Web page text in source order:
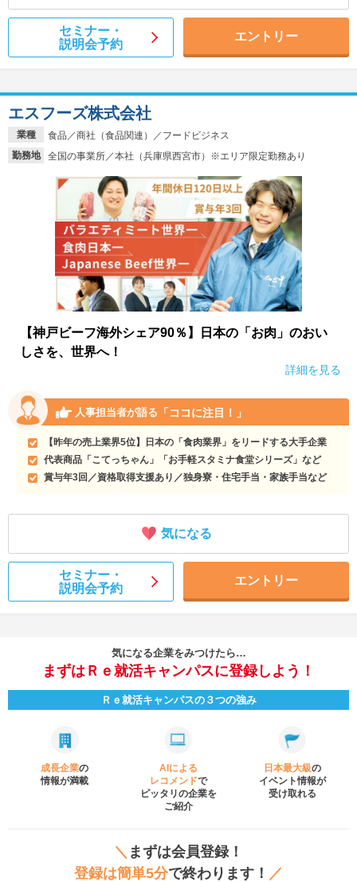
セミナー・
説明会予約
エントリー
業種
食品／商社（食品関連）／フードビジネス
勤務地
全国の事業所／本社（兵庫県西宮市）※エリア限定勤務あり
エスフーズ株式会社
【神戸ビーフ海外シェア90％】日本の「お肉」のおい
しさを、世界へ！
詳細を見る
人事担当者が語る 「ココに注目！」
【昨年の売上業界5位】日本の「食肉業界」をリードする大手企業
代表商品「こてっちゃん」「お手軽スタミナ食堂シリーズ」など
賞与年3回／資格取得支援あり／独身寮・住宅手当・家族手当など
気になる
セミナー・
説明会予約
エントリー
気になる企業をみつけたら…
まずはＲｅ就活キャンパスに登録しよう！
Ｒｅ就活キャンパスの３つの強み
成長企業の
情報が満載
AIによる
レコメンドで
ピッタリの企業を
ご紹介
日本最大級の
イベント情報が
受け取れる
＼ まずは会員登録！
登録は簡単5分で終わります！ ／